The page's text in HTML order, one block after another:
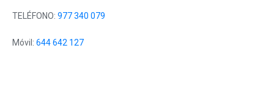
TELÉFONO: 977 340 079
Móvil: 644 642 127